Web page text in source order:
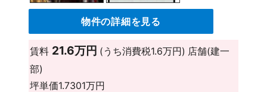
物件の詳細を見る
賃料 21.6万円 (うち消費税1.6万円) 店舗(建一
部)
坪単価1.7301万円